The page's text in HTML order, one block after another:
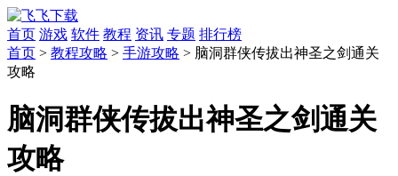
首页 游戏 软件 教程 资讯 专题 排行榜
首页 > 教程攻略 > 手游攻略 > 脑洞群侠传拔出神圣之剑通关
攻略
脑洞群侠传拔出神圣之剑通关
攻略